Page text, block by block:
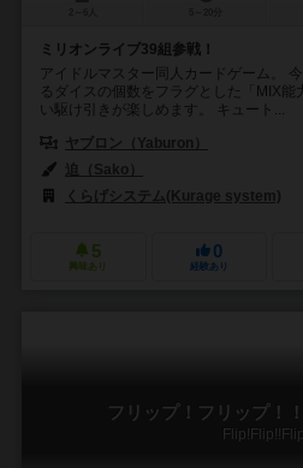
ミリオンライブ39組参戦！
アイドルマスター同人カードゲーム。
るダイスの個数をフラグとした「MIX能
い駆け引きが楽しめます。 キュート...
ヤブロン（Yaburon）
迫（Sako）
くらげシステム(Kurage system)
5
興味あり
0
経験あり
フリップ！フリップ！